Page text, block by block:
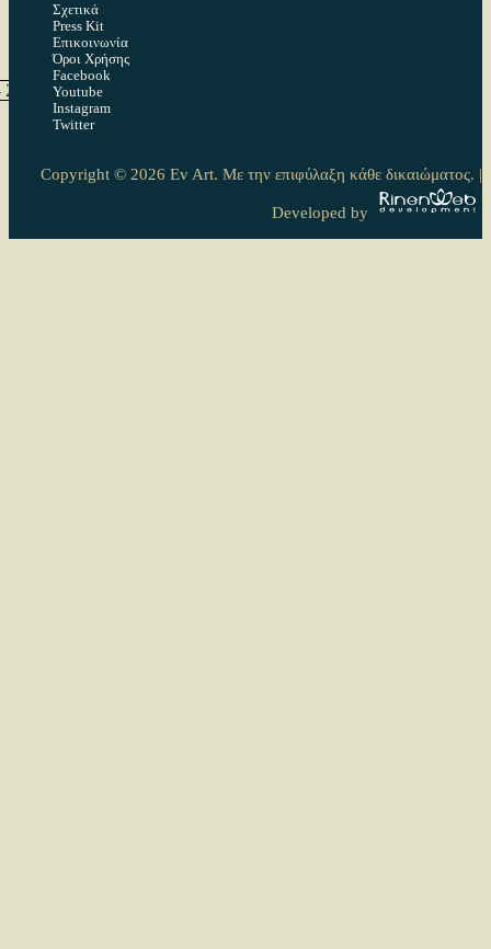
Ιουλίου 2023)
Τελευταίες αναρτήσεις στο EvArt.gr
Σχετικά
Press Kit
Επικοινωνία
Όροι Χρήσης
Facebook
Youtube
Instagram
Twitter
Copyright © 2026 Ev Art. Με την επιφύλαξη κάθε δικαιώματος. |
Developed by